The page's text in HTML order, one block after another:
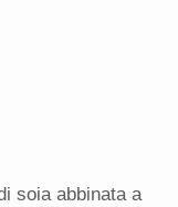
soia abbinata a